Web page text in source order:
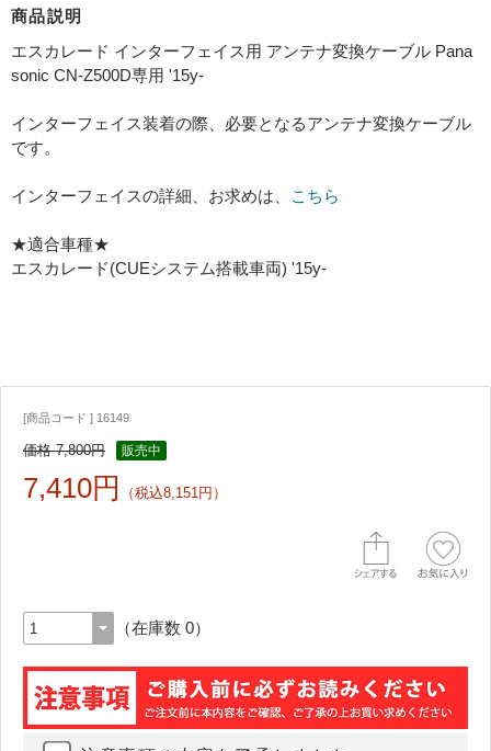
商品説明
エスカレード インターフェイス用 アンテナ変換ケーブル Pana
sonic CN-Z500D専用 '15y-
インターフェイス装着の際、必要となるアンテナ変換ケーブル
です。
インターフェイスの詳細、お求めは、 こちら
★適合車種★
エスカレード(CUEシステム搭載車両) '15y-
[商品コード ] 16149
価格 7,800円 販売中
7,410円 （税込8,151円）
（在庫数 0）